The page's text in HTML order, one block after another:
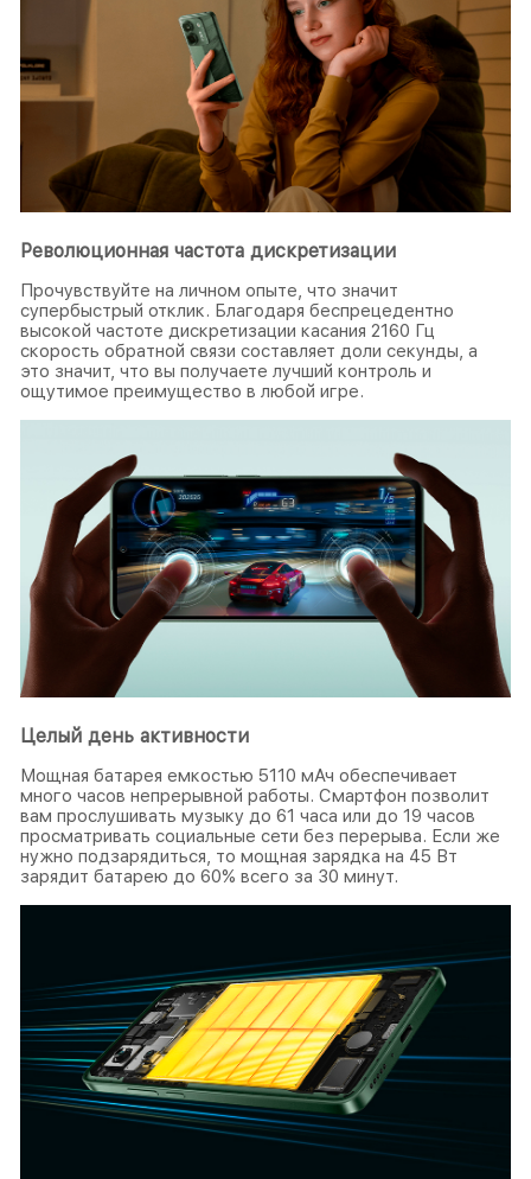
Революционная частота дискретизации
Прочувствуйте на личном опыте, что значит
супербыстрый отклик. Благодаря беспрецедентно
высокой частоте дискретизации касания 2160 Гц
скорость обратной связи составляет доли секунды, а
это значит, что вы получаете лучший контроль и
ощутимое преимущество в любой игре.
Целый день активности
Мощная батарея емкостью 5110 мАч обеспечивает
много часов непрерывной работы. Смартфон позволит
вам прослушивать музыку до 61 часа или до 19 часов
просматривать социальные сети без перерыва. Если же
нужно подзарядиться, то мощная зарядка на 45 Вт
зарядит батарею до 60% всего за 30 минут.